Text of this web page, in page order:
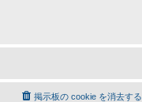
掲示板の cookie を消去する